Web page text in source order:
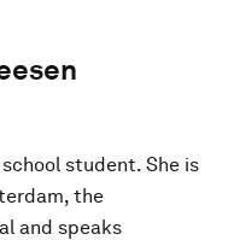
student. She is
the
and speaks